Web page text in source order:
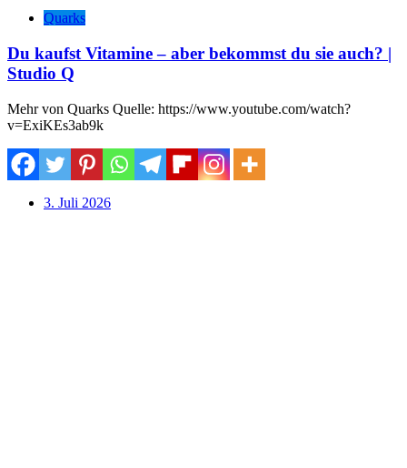
Quarks
Du kaufst Vitamine – aber bekommst du sie auch? |
Studio Q
Mehr von Quarks Quelle: https://www.youtube.com/watch?
v=ExiKEs3ab9k
3. Juli 2026